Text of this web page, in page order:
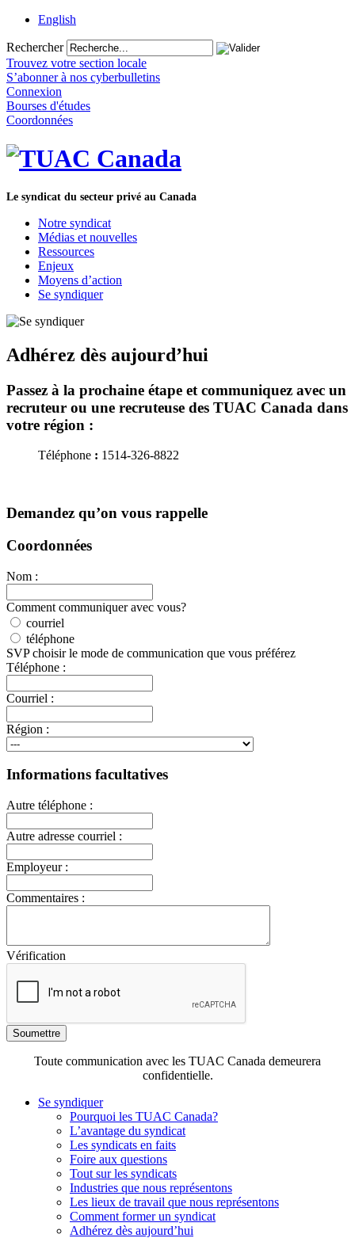
English
Rechercher
Trouvez votre section locale
S’abonner à nos cyberbulletins
Connexion
Bourses d'études
Coordonnées
Le syndicat du secteur privé au Canada
Notre syndicat
Médias et nouvelles
Ressources
Enjeux
Moyens d’action
Se syndiquer
Adhérez dès aujourd’hui
Passez à la prochaine étape et communiquez avec un
recruteur ou une recruteuse des TUAC Canada dans
votre région :
Téléphone : 1514-326-8822
Demandez qu’on vous rappelle
Coordonnées
Nom :
Comment communiquer avec vous?
courriel
téléphone
SVP choisir le mode de communication que vous préférez
Téléphone :
Courriel :
Région :
Informations facultatives
Autre téléphone :
Autre adresse courriel :
Employeur :
Commentaires :
Vérification
Toute communication avec les TUAC Canada demeurera
confidentielle.
Se syndiquer
Pourquoi les TUAC Canada?
L’avantage du syndicat
Les syndicats en faits
Foire aux questions
Tout sur les syndicats
Industries que nous représentons
Les lieux de travail que nous représentons
Comment former un syndicat
Adhérez dès aujourd’hui